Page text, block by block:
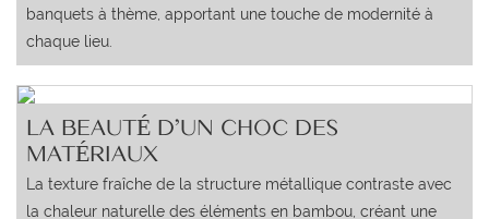
banquets à thème, apportant une touche de modernité à
chaque lieu.
LA BEAUTÉ D'UN CHOC DES
MATÉRIAUX
La texture fraîche de la structure métallique contraste avec
la chaleur naturelle des éléments en bambou, créant une